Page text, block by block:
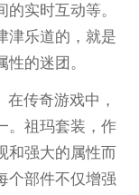
实时互动等。
津乐道的，就是
的迷团。
传奇游戏中，
。祖玛套装，作
和强大的属性而
个部件不仅增强